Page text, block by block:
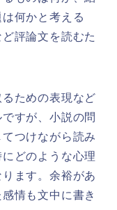
何かと考える
評論文を読むた
ための表現など
すが、 小説の問
つけながら読み
どのような心理
ます。余裕があ
情も文中に書き